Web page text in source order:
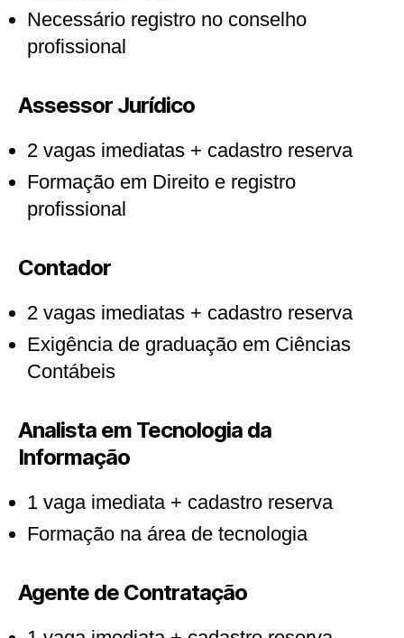
Necessário registro no conselho
profissional
Assessor Jurídico
2 vagas imediatas + cadastro reserva
Formação em Direito e registro
profissional
Contador
2 vagas imediatas + cadastro reserva
Exigência de graduação em Ciências
Contábeis
Analista em Tecnologia da
Informação
1 vaga imediata + cadastro reserva
Formação na área de tecnologia
Agente de Contratação